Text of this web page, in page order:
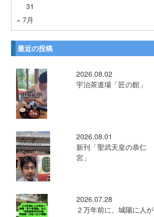
31
« 7月
最近の投稿
2026.08.02
宇治茶道場「匠の館」
2026.08.01
新刊「聖武天皇の恭仁
宮」
2026.07.28
２万年前に、城陽に人が